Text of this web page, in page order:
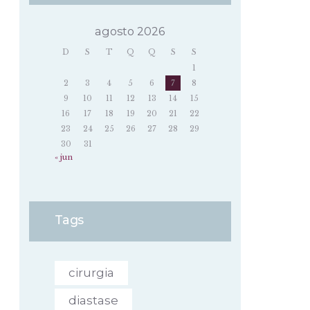
agosto 2026
D S T Q Q S
S
1
2
3 4 5 6 7
8
9
10 11 12 13 14
15
16
17 18 19 20 21
22
23
24 25 26 27 28
29
30
31
« jun
Tags
cirurgia
diastase